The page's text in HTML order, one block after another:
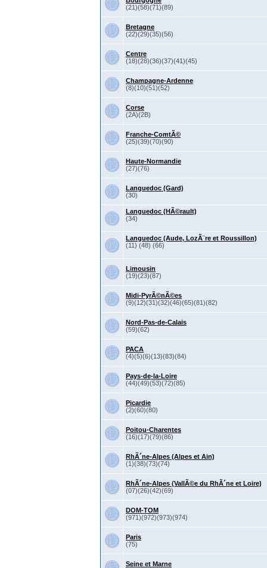
(21)(58)(71)(89)
Bretagne
(22)(29)(35)(56)
Centre
(18)(28)(36)(37)(41)(45)
Champagne-Ardenne
(8)(10)(51)(52)
Corse
(2A)(2B)
Franche-ComtÃ©
(25)(39)(70)(90)
Haute-Normandie
(27)(76)
Languedoc (Gard)
(30)
Languedoc (HÃ©rault)
(34)
Languedoc (Aude, LozÃ¨re et Roussillon)
(11) (48) (66)
Limousin
(19)(23)(87)
Midi-PyrÃ©nÃ©es
(9)(12)(31)(32)(46)(65)(81)(82)
Nord-Pas-de-Calais
(59)(62)
PACA
(4)(5)(6)(13)(83)(84)
Pays-de-la-Loire
(44)(49)(53)(72)(85)
Picardie
(2)(60)(80)
Poitou-Charentes
(16)(17)(79)(86)
RhÃ´ne-Alpes (Alpes et Ain)
(1)(38)(73)(74)
RhÃ´ne-Alpes (VallÃ©e du RhÃ´ne et Loire)
(07)(26)(42)(69)
DOM-TOM
(971)(972)(973)(974)
Paris
(75)
Seine et Marne